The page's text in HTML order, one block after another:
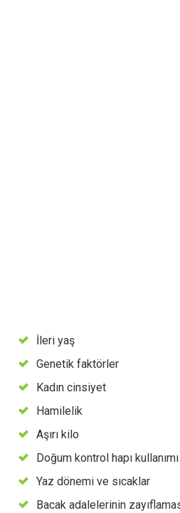
İleri yaş
Genetik faktörler
Kadın cinsiyet
Hamilelik
Aşırı kilo
Doğum kontrol hapı
Yaz dönemi ve sıcaklar
Bacak adalelerinin